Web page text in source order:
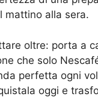
mattino alla sera.
oltre: porta a
che solo
perfetta ogni
oggi e